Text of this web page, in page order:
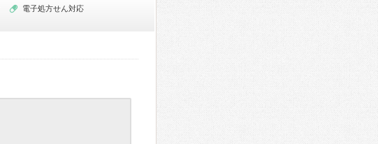
電子処方せん対応